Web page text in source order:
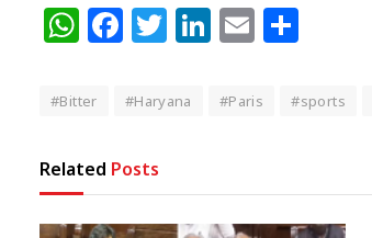
WhatsApp
Facebook
Twitter
LinkedIn
Email
#Bitter #Haryana #Paris #sports
Related Posts